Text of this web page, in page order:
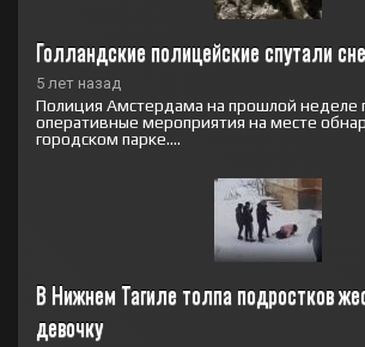
Голландские полицейские спутали
5 лет назад
Полиция Амстердама на прошлой неделе
оперативные мероприятия на месте
городском парке....
В Нижнем Тагиле толпа подростков
девочку